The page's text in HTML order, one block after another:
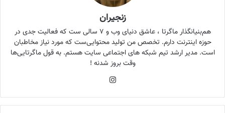
زنجیران
هم‌بنیانگذار ماگرتا ، عاشق دنیای وب و ۷ سالی ست که فعالیت جدی در
حوزه اینترنت دارم. تخصص من تولید محتوایی‌ست که مورد نیاز مخاطبان
است. مدیر ارشد تیم شبکه های اجتماعی سایت هستم. به قول ماگرتایی‌ها
وقت بروز شدنه !